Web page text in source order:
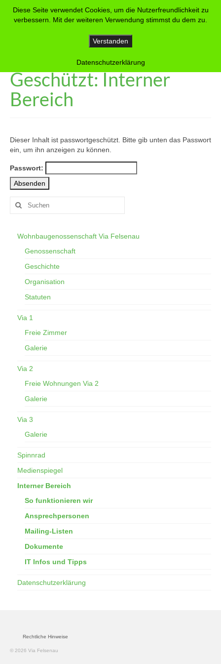
Via Felsenau
Wohnbaugenossenschaft
Geschützt: Interner
Bereich
Dieser Inhalt ist passwortgeschützt. Bitte gib unten das Passwort
ein, um ihn anzeigen zu können.
Passwort:
Suchen
nach:
Wohnbaugenossenschaft Via Felsenau
Genossenschaft
Geschichte
Organisation
Statuten
Via 1
Freie Zimmer
Galerie
Via 2
Freie Wohnungen Via 2
Galerie
Via 3
Galerie
Spinnrad
Medienspiegel
Interner Bereich
So funktionieren wir
Ansprechpersonen
Mailing-Listen
Dokumente
IT Infos und Tipps
Datenschutzerklärung
Rechtliche Hinweise
© 2026 Via Felsenau
Diese Seite verwendet Cookies, um die Nutzerfreundlichkeit zu
verbessern. Mit der weiteren Verwendung stimmst du dem zu.
Verstanden
Datenschutzerklärung